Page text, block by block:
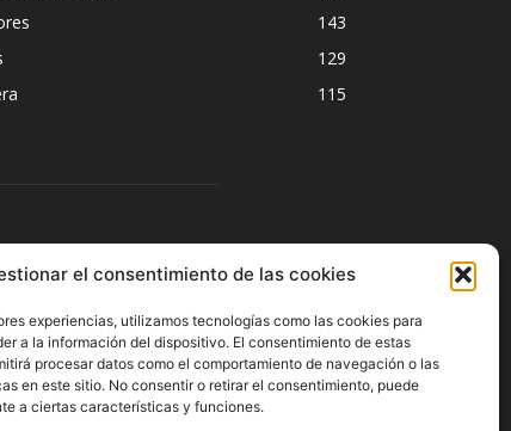
el consentimiento de las cookies
experiencias, utilizamos tecnologías como las cookies para
a la información del dispositivo. El consentimiento de estas
procesar datos como el comportamiento de navegación o las
en este sitio. No consentir o retirar el consentimiento, puede
a ciertas características y funciones.
143
129
115